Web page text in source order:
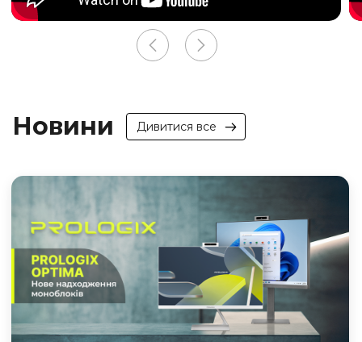
Новини Дивитися все